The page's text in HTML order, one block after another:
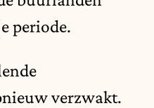
periode.
verzwakt.